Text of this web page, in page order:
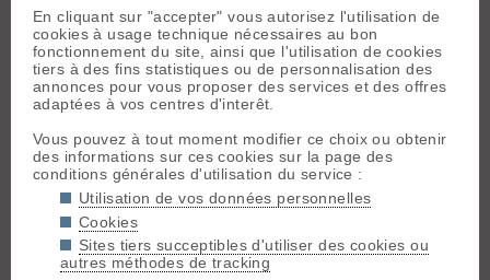
7 votes
www.francetvinfo.fr :: 2167 vus ::
1 commentaires
Nature et Ecologie
Vendredi 28 juin, les habitants de La Bérarde, en
Isère, ont découvert l'ampleur des dégâts laissés
par les crues qui ont touché leur commune. Le
hameau a été défiguré par un torrent de pierres
11 votes
Inondations et accès La Berarde
Proposé par riton73 le 21.06.24 à 13:26 :: france3-
regions.francetvinfo.fr :: 3988 vus ::
8 commentaires
Divers
Inondations et accès La Berarde»
En cliquant sur "accepter" vous autorisez l'utilisation de
cookies à usage technique nécessaires au bon
fonctionnement du site, ainsi que l'utilisation de cookies
tiers à des fins statistiques ou de personnalisation des
annonces pour vous proposer des services et des offres
adaptées à vos centres d'interêt.
Vous pouvez à tout moment modifier ce choix ou obtenir
des informations sur ces cookies sur la page des
conditions générales d'utilisation du service :
Utilisation de vos données personnelles
Cookies
Sites tiers succeptibles d'utiliser des cookies ou
autres méthodes de tracking